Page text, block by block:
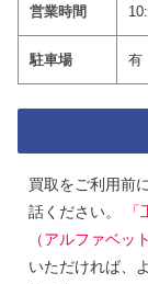
営業時間
駐車場 有
買取をご利用前
話ください。
（アルファベッ
いただければ、